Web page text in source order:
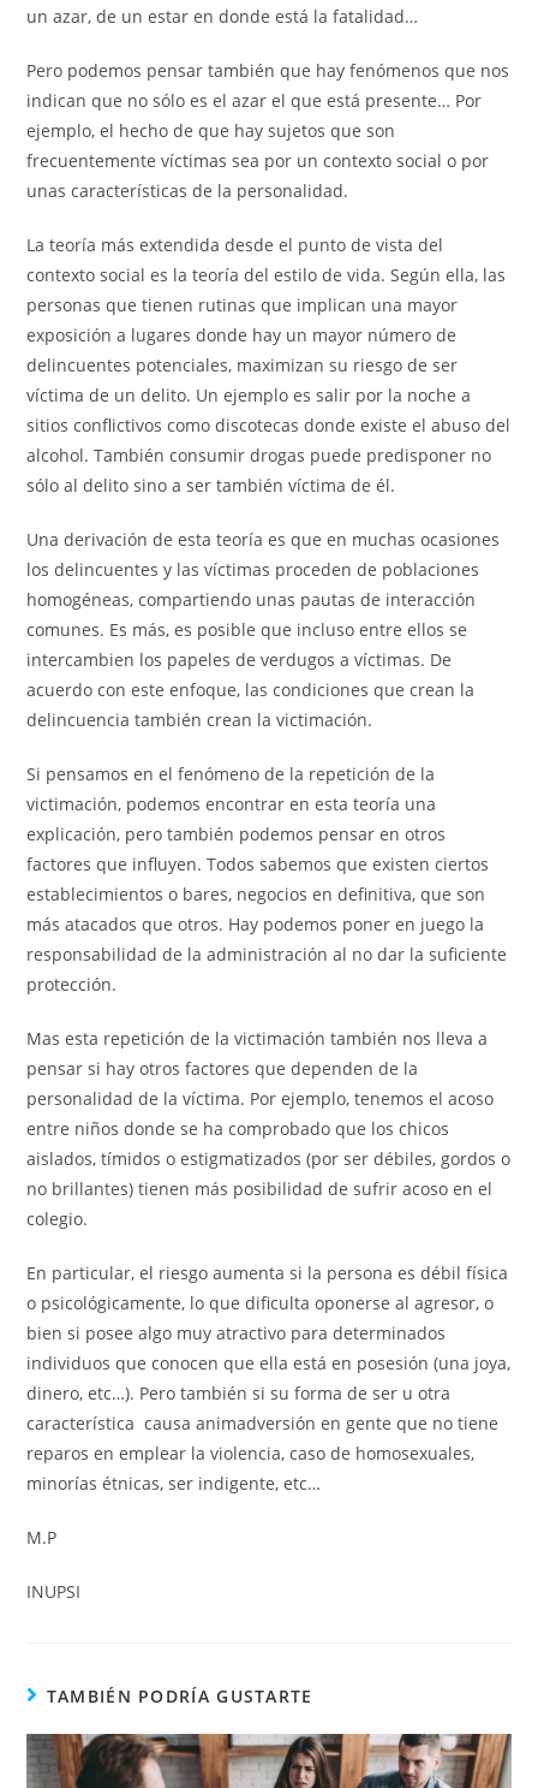
un azar, de un estar en donde está la fatalidad…
Pero podemos pensar también que hay fenómenos que nos
indican que no sólo es el azar el que está presente… Por
ejemplo, el hecho de que hay sujetos que son
frecuentemente víctimas sea por un contexto social o por
unas características de la personalidad.
La teoría más extendida desde el punto de vista del
contexto social es la teoría del estilo de vida. Según ella, las
personas que tienen rutinas que implican una mayor
exposición a lugares donde hay un mayor número de
delincuentes potenciales, maximizan su riesgo de ser
víctima de un delito. Un ejemplo es salir por la noche a
sitios conflictivos como discotecas donde existe el abuso del
alcohol. También consumir drogas puede predisponer no
sólo al delito sino a ser también víctima de él.
Una derivación de esta teoría es que en muchas ocasiones
los delincuentes y las víctimas proceden de poblaciones
homogéneas, compartiendo unas pautas de interacción
comunes. Es más, es posible que incluso entre ellos se
intercambien los papeles de verdugos a víctimas. De
acuerdo con este enfoque, las condiciones que crean la
delincuencia también crean la victimación.
Si pensamos en el fenómeno de la repetición de la
victimación, podemos encontrar en esta teoría una
explicación, pero también podemos pensar en otros
factores que influyen. Todos sabemos que existen ciertos
establecimientos o bares, negocios en definitiva, que son
más atacados que otros. Hay podemos poner en juego la
responsabilidad de la administración al no dar la suficiente
protección.
Mas esta repetición de la victimación también nos lleva a
pensar si hay otros factores que dependen de la
personalidad de la víctima. Por ejemplo, tenemos el acoso
entre niños donde se ha comprobado que los chicos
aislados, tímidos o estigmatizados (por ser débiles, gordos o
no brillantes) tienen más posibilidad de sufrir acoso en el
colegio.
En particular, el riesgo aumenta si la persona es débil física
o psicológicamente, lo que dificulta oponerse al agresor, o
bien si posee algo muy atractivo para determinados
individuos que conocen que ella está en posesión (una joya,
dinero, etc…). Pero también si su forma de ser u otra
característica causa animadversión en gente que no tiene
reparos en emplear la violencia, caso de homosexuales,
minorías étnicas, ser indigente, etc…
M.P
INUPSI
TAMBIÉN PODRÍA GUSTARTE